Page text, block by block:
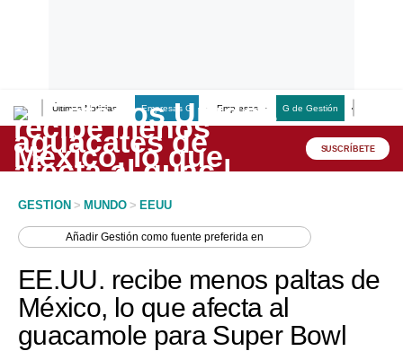
Últimas Noticias Empresas G Empresas G de Gestión
Lo último
Peru Quiosco
Economía
Mercados
SUSCRÍBETE
GESTION > MUNDO > EEUU
AñadirGestión como fuente preferida en
EE.UU. recibe menos paltas de
México, lo que afecta al
guacamole para Super Bowl